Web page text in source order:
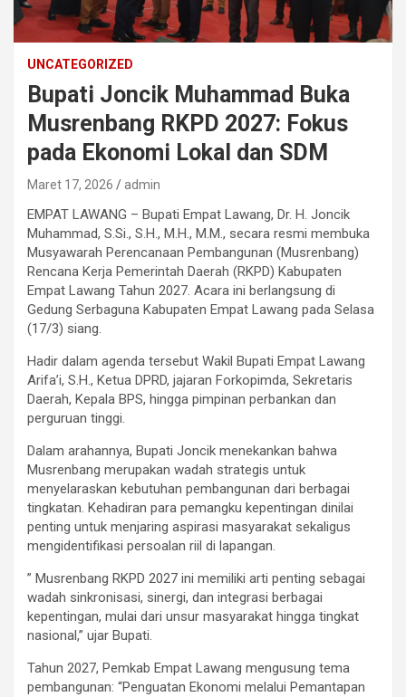
UNCATEGORIZED
Bupati Joncik Muhammad Buka
Musrenbang RKPD 2027: Fokus
pada Ekonomi Lokal dan SDM
Maret 17, 2026 admin
EMPAT LAWANG – Bupati Empat Lawang, Dr. H. Joncik
Muhammad, S.Si., S.H., M.H., M.M., secara resmi membuka
Musyawarah Perencanaan Pembangunan (Musrenbang)
Rencana Kerja Pemerintah Daerah (RKPD) Kabupaten
Empat Lawang Tahun 2027. Acara ini berlangsung di
Gedung Serbaguna Kabupaten Empat Lawang pada Selasa
(17/3) siang.
‎Hadir dalam agenda tersebut Wakil Bupati Empat Lawang
Arifa’i, S.H., Ketua DPRD, jajaran Forkopimda, Sekretaris
Daerah, Kepala BPS, hingga pimpinan perbankan dan
perguruan tinggi.
‎Dalam arahannya, Bupati Joncik menekankan bahwa
Musrenbang merupakan wadah strategis untuk
menyelaraskan kebutuhan pembangunan dari berbagai
tingkatan. Kehadiran para pemangku kepentingan dinilai
penting untuk menjaring aspirasi masyarakat sekaligus
mengidentifikasi persoalan riil di lapangan.
‎” Musrenbang RKPD 2027 ini memiliki arti penting sebagai
wadah sinkronisasi, sinergi, dan integrasi berbagai
kepentingan, mulai dari unsur masyarakat hingga tingkat
nasional,” ujar Bupati.
‎​Tahun 2027, Pemkab Empat Lawang mengusung tema
pembangunan: “Penguatan Ekonomi melalui Pemantapan